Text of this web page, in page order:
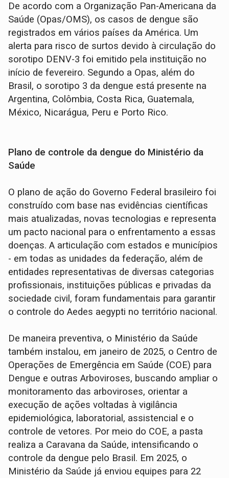
De acordo com a Organização Pan-Americana da
Saúde (Opas/OMS), os casos de dengue são
registrados em vários países da América. Um
alerta para risco de surtos devido à circulação do
sorotipo DENV-3 foi emitido pela instituição no
início de fevereiro. Segundo a Opas, além do
Brasil, o sorotipo 3 da dengue está presente na
Argentina, Colômbia, Costa Rica, Guatemala,
México, Nicarágua, Peru e Porto Rico.
Plano de controle da dengue do Ministério da
Saúde
O plano de ação do Governo Federal brasileiro foi
construído com base nas evidências científicas
mais atualizadas, novas tecnologias e representa
um pacto nacional para o enfrentamento a essas
doenças. A articulação com estados e municípios
- em todas as unidades da federação, além de
entidades representativas de diversas categorias
profissionais, instituições públicas e privadas da
sociedade civil, foram fundamentais para garantir
o controle do Aedes aegypti no território nacional.
De maneira preventiva, o Ministério da Saúde
também instalou, em janeiro de 2025, o Centro de
Operações de Emergência em Saúde (COE) para
Dengue e outras Arboviroses, buscando ampliar o
monitoramento das arboviroses, orientar a
execução de ações voltadas à vigilância
epidemiológica, laboratorial, assistencial e o
controle de vetores. Por meio do COE, a pasta
realiza a Caravana da Saúde, intensificando o
controle da dengue pelo Brasil. Em 2025, o
Ministério da Saúde já enviou equipes para 22